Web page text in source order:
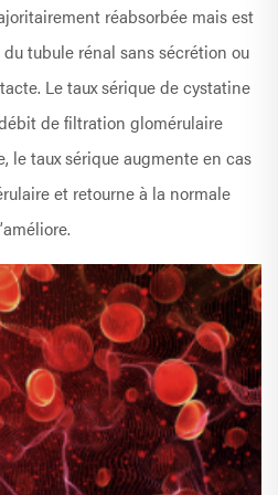
réabsorbée mais est
tubule rénal sans sécrétion ou
Le taux sérique de cystatine
de filtration glomérulaire
le taux sérique augmente en cas
et retourne à la normale